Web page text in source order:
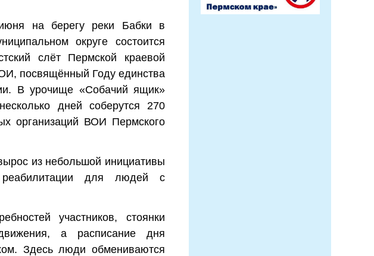
на берегу реки Бабки в
округе состоится
слёт Пермской краевой
посвящённый Году единства
В урочище «Собачий ящик»
дней соберутся 270
организаций ВОИ Пермского
из небольшой инициативы
реабилитации для людей с
участников, стоянки
а расписание дня
Здесь люди обмениваются